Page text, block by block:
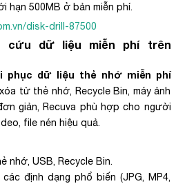
hạn 500MB ở bản miễn phí.
disk-drill-87500
cứu dữ liệu miễn phí trên
phục dữ liệu thẻ nhớ miễn phí
từ thẻ nhớ, Recycle Bin, máy ảnh
giản, Recuva phù hợp cho người
file nén hiệu quả.
nhớ, USB, Recycle Bin.
định dạng phổ biến (JPG, MP4,